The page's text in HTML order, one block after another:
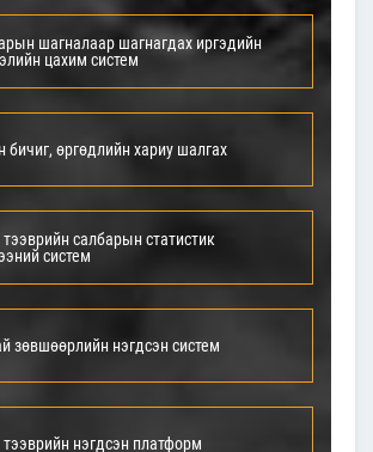
шагналаар шагнагдах иргэдийн
цахим систем
бичиг, өргөдлийн хариу шалгах
салбарын статистик
систем
зөвшөөрлийн нэгдсэн систем
нэгдсэн платформ